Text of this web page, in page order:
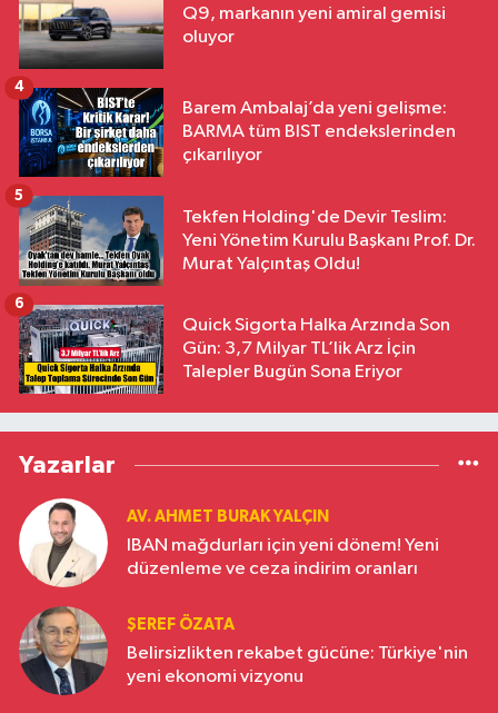
Q9, markanın yeni amiral gemisi
oluyor
Barem Ambalaj’da yeni gelişme:
BARMA tüm BIST endekslerinden
çıkarılıyor
4
Tekfen Holding'de Devir Teslim:
Yeni Yönetim Kurulu Başkanı Prof. Dr.
Murat Yalçıntaş Oldu!
5
Quick Sigorta Halka Arzında Son
Gün: 3,7 Milyar TL’lik Arz İçin
Talepler Bugün Sona Eriyor
6
Yazarlar
AV. AHMET BURAK YALÇIN
IBAN mağdurları için yeni dönem! Yeni
düzenleme ve ceza indirim oranları
ŞEREF ÖZATA
Belirsizlikten rekabet gücüne: Türkiye'nin
yeni ekonomi vizyonu